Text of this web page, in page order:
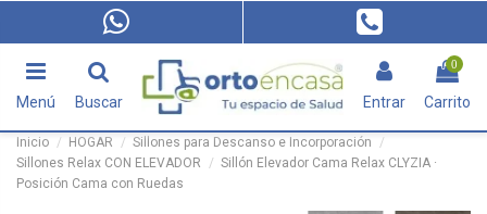
Menú Buscar Entrar
0
Carrito
Inicio HOGAR
Sillones para Descanso e Incorporación
Sillones Relax CON ELEVADOR
Sillón Elevador Cama Relax CLYZIA ·
Posición Cama con Ruedas